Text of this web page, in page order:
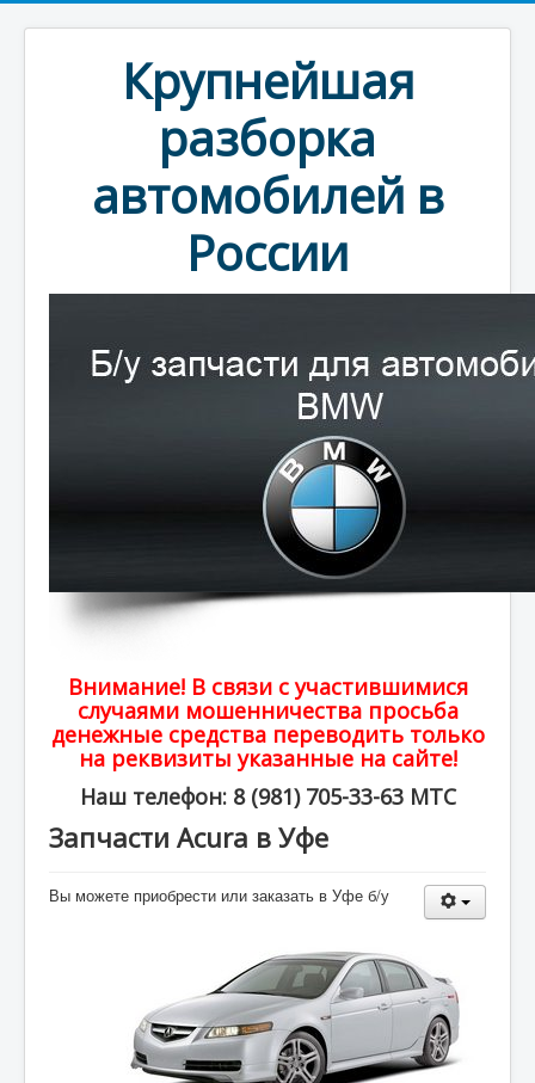
Крупнейшая
разборка
автомобилей в
России
Внимание! В связи с участившимися
случаями мошенничества просьба
денежные средства переводить только
на реквизиты указанные на сайте!
Наш телефон: 8 (981) 705-33-63 МТС
Запчасти Acura в Уфе
Вы можете приобрести или заказать в Уфе б/у